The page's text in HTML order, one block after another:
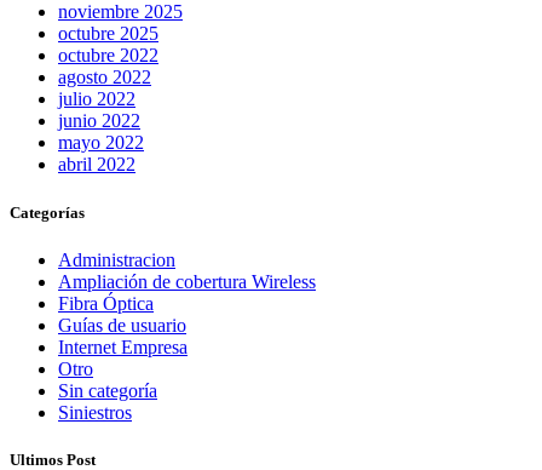
noviembre 2025
octubre 2025
octubre 2022
agosto 2022
julio 2022
junio 2022
mayo 2022
abril 2022
Categorías
Administracion
Ampliación de cobertura Wireless
Fibra Óptica
Guías de usuario
Internet Empresa
Otro
Sin categoría
Siniestros
Ultimos Post